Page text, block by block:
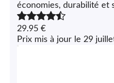
économies, durabilité et
29.95 €
29